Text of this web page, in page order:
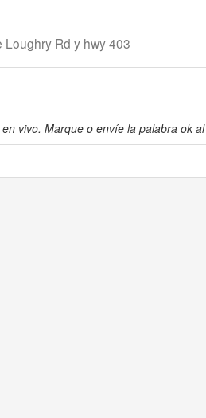
Loughry Rd y hwy 403
vivo. Marque o envíe la palabra ok al